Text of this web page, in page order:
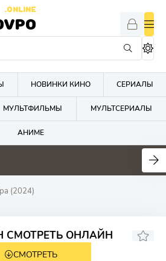
.ONLINE
НОВИНКИ КИНО СЕРИАЛЫ
МУЛЬТФИЛЬМЫ МУЛЬТСЕРИАЛЫ
АНИМЕ
(2024)
СМОТРЕТЬ ОНЛАЙН
СМОТРЕТЬ